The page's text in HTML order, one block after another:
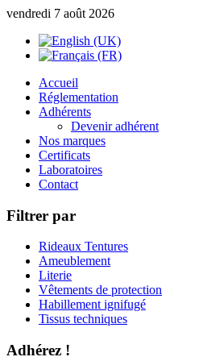
vendredi 7 août 2026
Accueil
Réglementation
Adhérents
Devenir adhérent
Nos marques
Certificats
Laboratoires
Contact
Filtrer par
Rideaux Tentures
Ameublement
Literie
Vêtements de protection
Habillement ignifugé
Tissus techniques
Adhérez !